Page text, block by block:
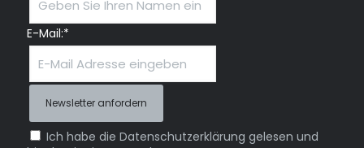
E-Mail:*
Ich habe die Datenschutzerklärung gelesen und